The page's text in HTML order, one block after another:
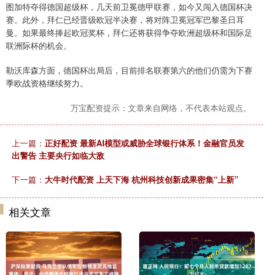
图加特夺得德国超级杯，几天前卫冕德甲联赛，如今又闯入德国杯决
赛。此外，拜仁已经晋级欧冠半决赛，将对阵卫冕冠军巴黎圣日耳
曼。如果最终捧起欧冠奖杯，拜仁还将获得争夺欧洲超级杯和国际足
联洲际杯的机会。
勒沃库森方面，德国杯出局后，目前排名联赛第六的他们仍需为下赛
季欧战资格继续努力。
万宝配资提示：文章来自网络，不代表本站观点。
上一篇： 正好配资 最新AI模型或威胁全球银行体系！金融官员发
出警告 主要央行如临大敌
下一篇： 大牛时代配资 上天下海 杭州科技创新成果密集“上新”
相关文章